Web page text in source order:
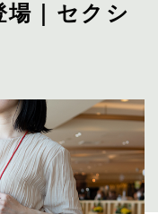
場｜セクシ